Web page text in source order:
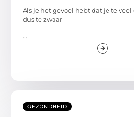
Als je het gevoel hebt dat je te
dus te zwaar
...
GEZONDHEID